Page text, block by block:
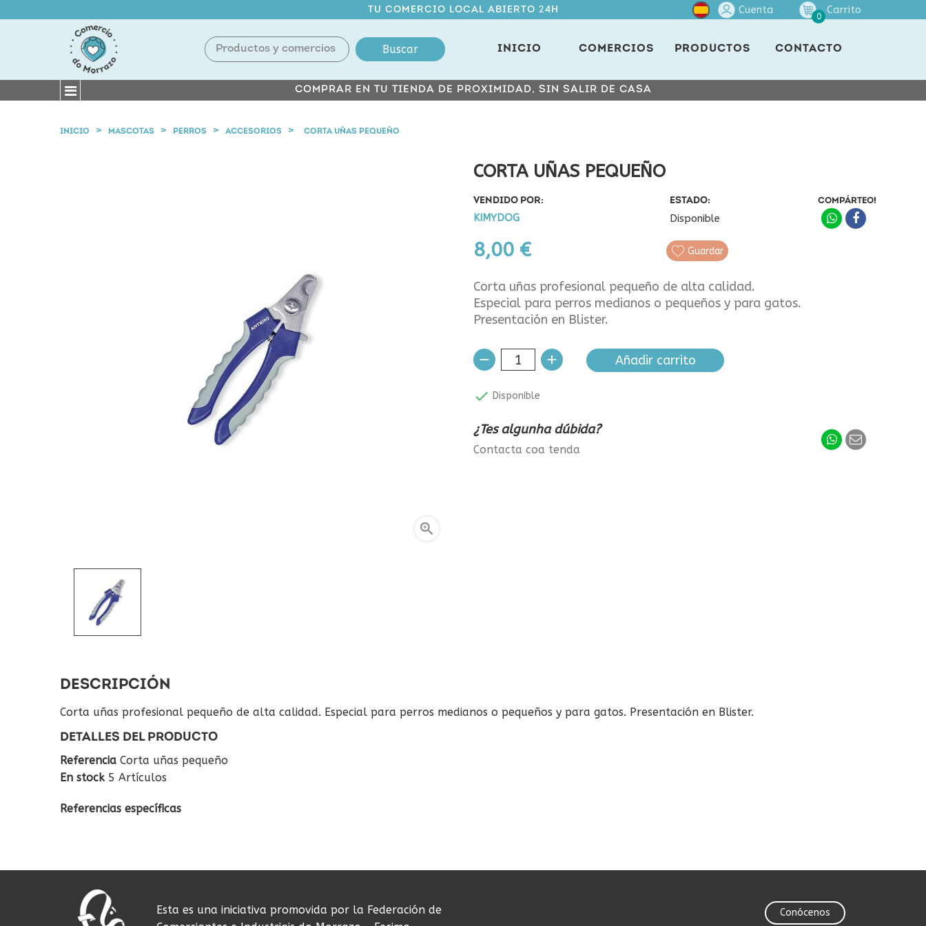
TU COMERCIO LOCAL ABIERTO 24H Cuenta
0
Carrito
Buscar INICIO COMERCIOS PRODUCTOS CONTACTO
COMPRAR EN TU TIENDA DE PROXIMIDAD, SIN SALIR DE CASA
INICIO MASCOTAS PERROS ACCESORIOS CORTA UÑAS PEQUEÑO

CORTA UÑAS PEQUEÑO
VENDIDO POR:
KIMYDOG
ESTADO:
Disponible
8,00 €
COMPÁRTEO!
Guardar
Corta uñas profesional pequeño de alta calidad.
Especial para perros medianos o pequeños y para gatos.
Presentación en Blister.
Añadir carrito
 Disponible
¿Tes algunha dúbida?
Contacta coa tenda
DESCRIPCIÓN
Corta uñas profesional pequeño de alta calidad. Especial para perros medianos o pequeños y para gatos. Presentación en Blister.
DETALLES DEL PRODUCTO
Referencia Corta uñas pequeño
En stock 5 Artículos
Referencias específicas
Esta es una iniciativa promovida por la Federación de
Conócenos